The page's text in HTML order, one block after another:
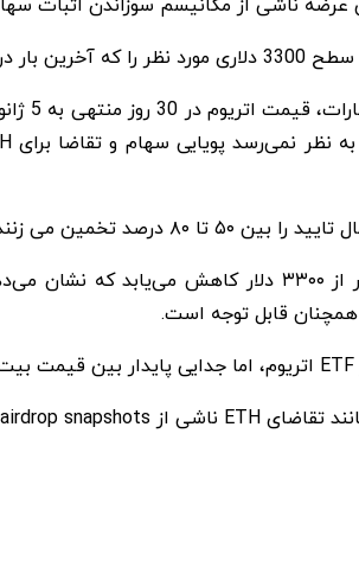
با این حال، اگر حرکت صعودی بیت کوین متوقف شود، احتمال تثبیت